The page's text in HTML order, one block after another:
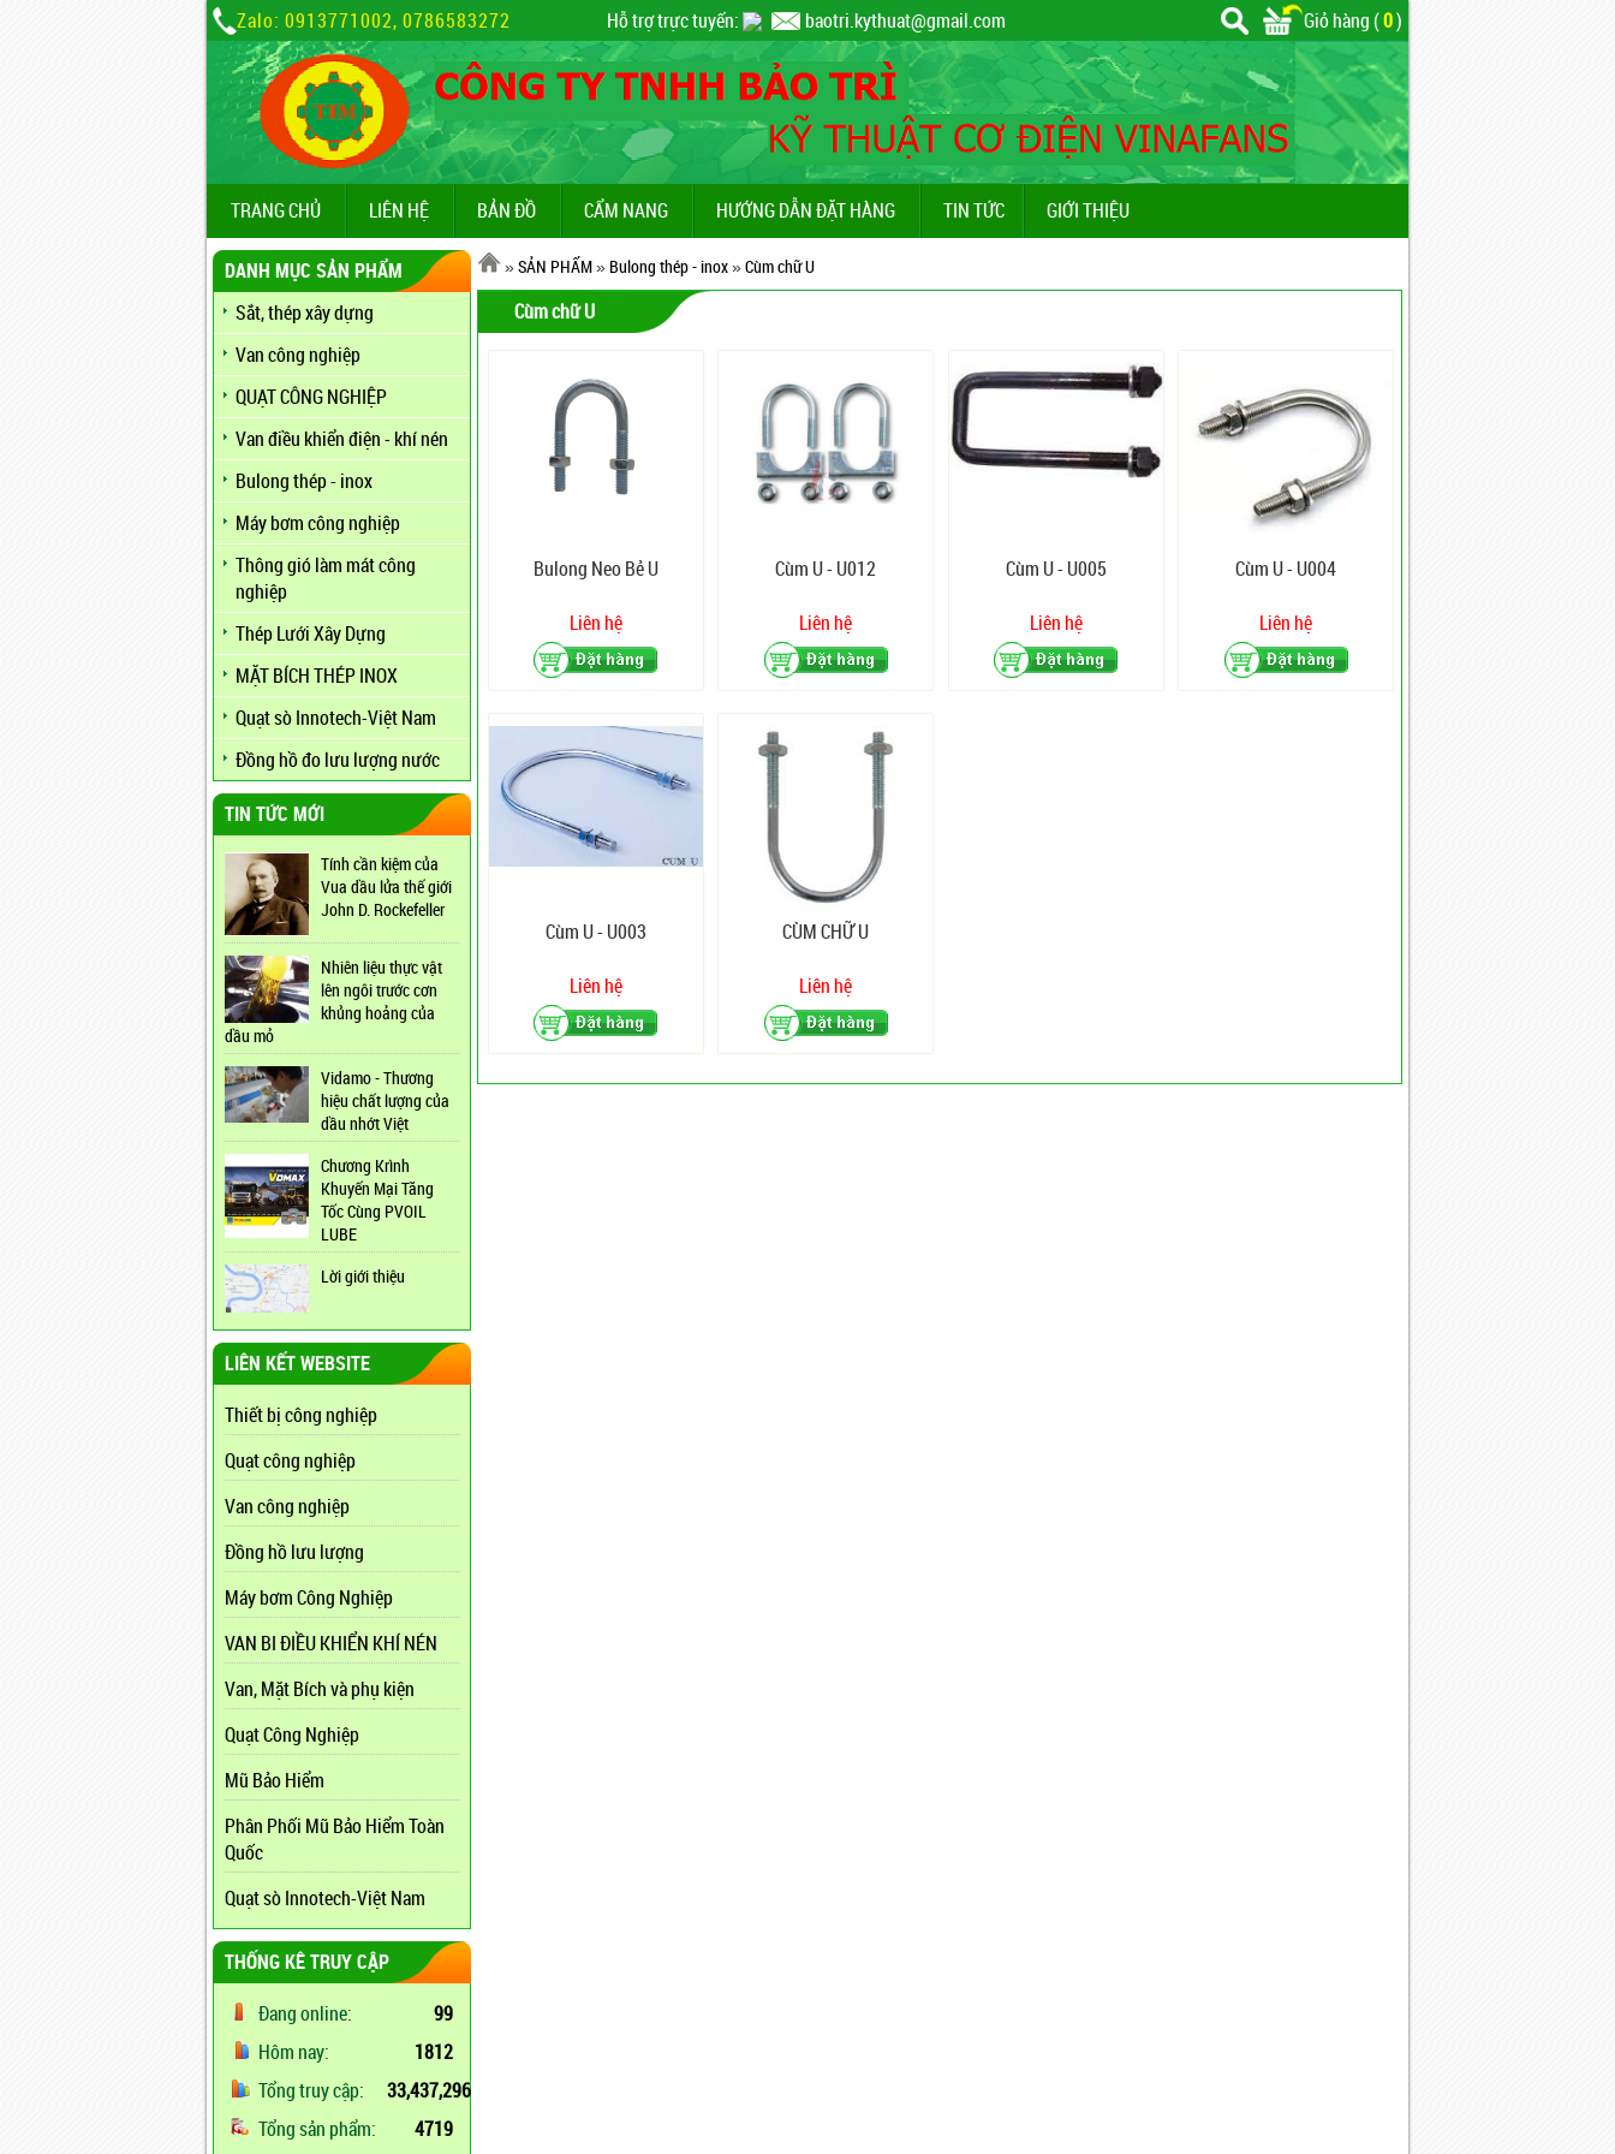
Zalo: 0913771002, 0786583272 Hỗ trợ trực tuyến: baotri.kythuat@gmail.com Giỏ hàng (0)
TRANG CHỦ LIÊN HỆ BẢN ĐỒ CẨM NANG HƯỚNG DẪN ĐẶT HÀNG TIN TỨC GIỚI THIỆU
DANH MỤC SẢN PHẨM
Sắt, thép xây dựng
Van công nghiệp
QUẠT CÔNG NGHIỆP
Van điều khiển điện - khí nén
Bulong thép - inox
Máy bơm công nghiệp
Thông gió làm mát công
nghiệp
Thép Lưới Xây Dựng
MẶT BÍCH THÉP INOX
Quạt sò Innotech-Việt Nam
Đồng hồ đo lưu lượng nước
TIN TỨC MỚI
Tính cần kiệm của
Vua dầu lửa thế giới
John D. Rockefeller
Nhiên liệu thực vật
lên ngôi trước cơn
khủng hoảng của
dầu mỏ
Vidamo - Thương
hiệu chất lượng của
dầu nhớt Việt
Chương Krình
Khuyến Mại Tăng
Tốc Cùng PVOIL
LUBE
Lời giới thiệu
LIÊN KẾT WEBSITE
Thiết bị công nghiệp
Quạt công nghiệp
Van công nghiệp
Đồng hồ lưu lượng
Máy bơm Công Nghiệp
VAN BI ĐIỀU KHIỂN KHÍ NÉN
Van, Mặt Bích và phụ kiện
Quạt Công Nghiệp
Mũ Bảo Hiểm
Phân Phối Mũ Bảo Hiểm Toàn
Quốc
Quạt sò Innotech-Việt Nam
THỐNG KÊ TRUY CẬP
Đang online:
99
Hôm nay:
1812
Tổng truy cập:
33,437,296
Tổng sản phẩm:
4719
»SẢN PHẨM» Bulong thép - inox»Cùm chữ U
Cùm chữ U
Bulong Neo Bẻ U
Liên hệ
Cùm U - U012
Liên hệ
Cùm U - U005
Liên hệ
Cùm U - U004
Liên hệ
Cùm U - U003
Liên hệ
CÙM CHỮ U
Liên hệ